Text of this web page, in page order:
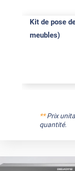
Kit de pose
meubles)
**Prix
quantité.